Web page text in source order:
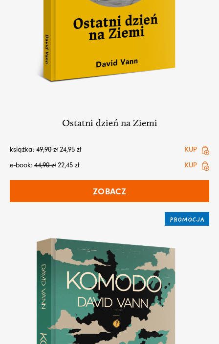
Ostatni dzień na Ziemi
książka: 49,90zł 24,95 zł
KUP
e-book: 44,90zł 22,45 zł KUP
ZOBACZ
PROMOCJA